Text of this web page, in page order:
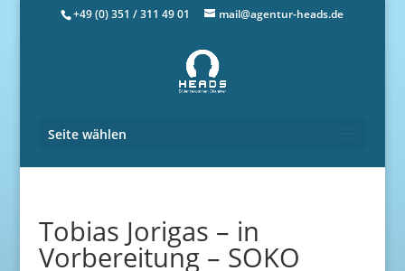
+49 (0) 351 / 311 49 01 mail@agentur-heads.de
Seite wählen
Tobias Jorigas – in
Vorbereitung – SOKO